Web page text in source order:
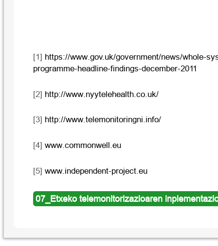
[1] https://www.gov.uk/government/news/whole-
programme-headline-findings-december-2011
[2] http://www.nyytelehealth.co.uk/
[3] http://www.telemonitoringni.info/
[4] www.commonwell.eu
[5] www.independent-project.eu
07_Etxeko telemonitorizazioaren